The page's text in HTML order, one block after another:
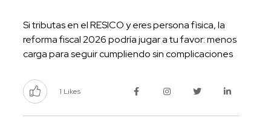
Si tributas en el RESICO y eres persona fìsica, la
reforma fiscal 2026 podría jugar a tu favor: menos
carga para seguir cumpliendo sin complicaciones
1 Likes